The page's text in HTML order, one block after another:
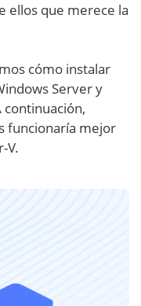
ellos que merece la
cómo instalar
Server y
funcionaría mejor
V.